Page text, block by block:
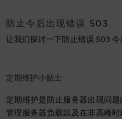
防止今后出现错误 503
让我们探讨一下防止错误 503 今
定期维护小贴士
定期维护是防止服务器出现问题
管理服务器负载以及在非高峰